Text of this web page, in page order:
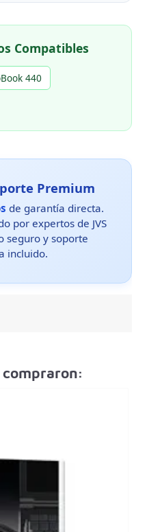
Compatibles
440
Premium
de garantía directa.
por expertos de JVS
seguro y soporte
incluido.